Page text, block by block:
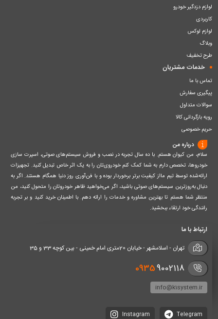
لوازم دزدگیر خودرو
کاربردی
لوازم لوکس
وبلاگ
طرح تخفیف
خدمات مشتریان
تماس با ما
پیگیری سفارش
سوالات متداول
رویه بازگردانی کالا
حریم خصوصی
درباره من
سلام، من کیوان هستم. با ده سال تجربه در نصب و فروش سیستم‌های صوتی، اسپرت سازی
خودروها، تخصص دارم به شما کمک کنم خودروی‌تان را به یک اثر خاص تبدیل کنید. تجهیزات
ارائه‌شده توسط تیم مااز کیفیت برتر برخوردار بوده و با فن‌آوری روز دنیا همگام هستند. اگر به
دنبال به‌روزترین سیستم‌های صوتی باشید، اگر می‌خواهید ظاهر خودروتان را متحول کنید، من
منتظر شما هستم تا بهترین مشاوره و خدمات را ارائه دهم. با اطمینان خرید کنید و بر تجربه
رانندگی خود ارتقاء ببخشید.
ارتباط با ما
تهران - اسلامشهر - خیابان 20متری امام خمینی - بین کوچه 33 و 35
09359002118
info@k1system.ir
Telegram
Instagram